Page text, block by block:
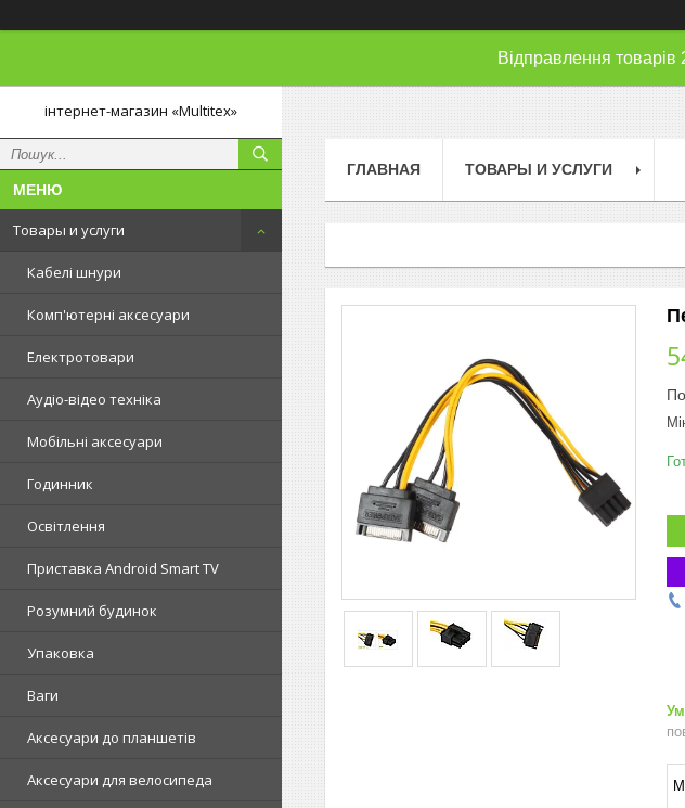
Відправлення
інтернет-магазин «Multitex»
Товары и услуги
Кабелі шнури
Комп'ютерні аксесуари
Електротовари
Аудіо-відео техніка
Мобільні аксесуари
Годинник
Освітлення
Приставка Android Smart TV
Розумний будинок
Упаковка
Ваги
Аксесуари до планшетів
Аксесуари для велосипеда
ГЛАВНАЯ ТОВАРЫ И УСЛУГИ